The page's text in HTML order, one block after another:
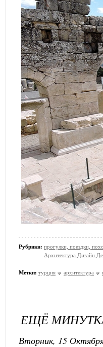
Рубрики: прогулки, поездки,
Архитектура Дизайн
Метки: турция архитектура
ЕЩЁ
Вторник, 15